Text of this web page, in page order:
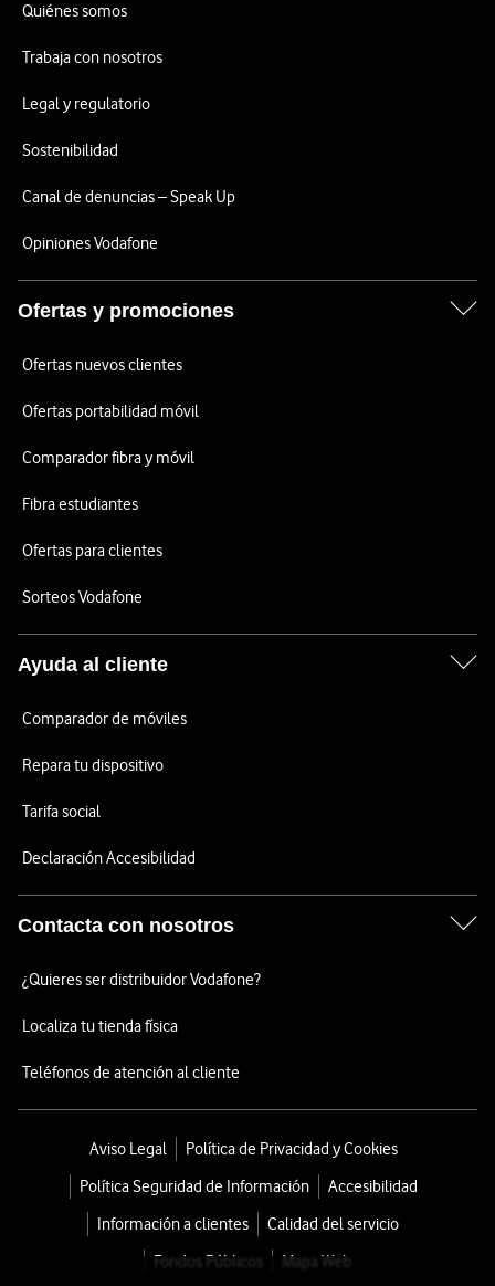
Quiénes somos
Trabaja con nosotros
Legal y regulatorio
Sostenibilidad
Canal de denuncias – Speak Up
Opiniones Vodafone
Ofertas y promociones
Ofertas nuevos clientes
Ofertas portabilidad móvil
Comparador fibra y móvil
Fibra estudiantes
Ofertas para clientes
Sorteos Vodafone
Ayuda al cliente
Comparador de móviles
Repara tu dispositivo
Tarifa social
Declaración Accesibilidad
Contacta con nosotros
¿Quieres ser distribuidor Vodafone?
Localiza tu tienda física
Teléfonos de atención al cliente
Aviso Legal
Política de Privacidad y Cookies
Política Seguridad de Información
Accesibilidad
Información a clientes
Calidad del servicio
Fondos Públicos
Mapa Web